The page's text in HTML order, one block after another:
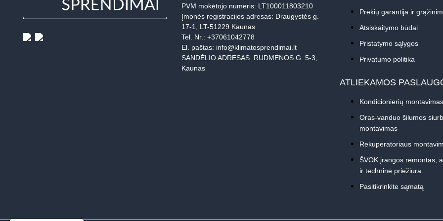
PVM mokėtojo numeris: LT100011803210
Įmonės registracijos adresas: Draugystės g.
17-1, LT-51229 Kaunas
Tel. Nr.: +37061042778
El. paštas: info@klimatosprendimai.lt
SANDĖLIO ADRESAS: RUDMENOS G. 5-3,
Kaunas
Prekių garantija ir
Atsiskaitymo būdai
Pristatymo sąlygos
Privatumo politika
ATLIEKAMOS
Kondicionierių montavimas
Oras-vanduo šilumos
montavimas
Rekuperatoriaus
ŠVOK įrangos remontas,
ir techninė priežiūra
Pasitikrinkite sąmatą